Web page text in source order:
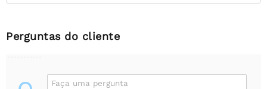
Perguntas do cliente
Faça uma pergunta